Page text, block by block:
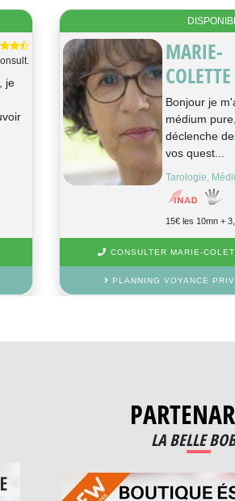
je
MARIE-
COLETTE
Bonjour je
médium
déclenche
vos quest...
Tarologie,
15€ les 10mn +
CONSULTER MARIE-
PLANNING VOYANCE
LA BELLE